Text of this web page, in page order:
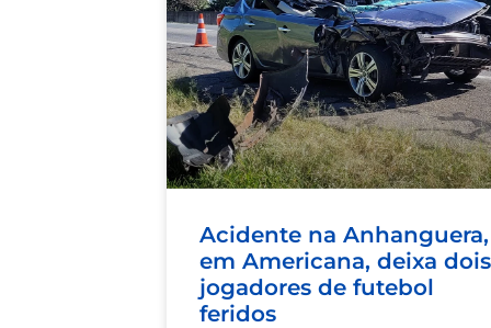
Acidente na Anhanguera,
em Americana, deixa dois
jogadores de futebol
feridos